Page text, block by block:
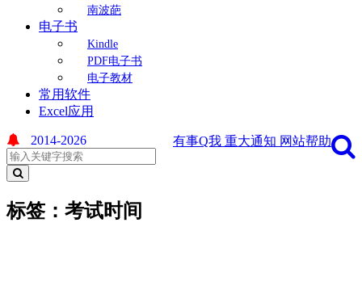
南波葩
电子书
Kindle
PDF电子书
电子教材
常用软件
Excel应用
有事Q我 重大通知 网站帮助
2014-2026
标签：考试时间